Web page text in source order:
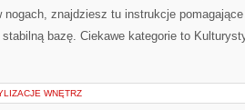
nogach, znajdziesz tu instrukcje
bazę. Ciekawe kategorie to
WNĘTRZ